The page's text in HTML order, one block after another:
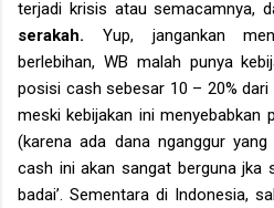
terjadi krisis atau semacamnya,
serakah. Yup, jangankan
berlebihan, WB malah punya
posisi cash sebesar 10 – 20%
meski kebijakan ini menyebabkan
(karena ada dana nganggur
cash ini akan sangat berguna jka
badai’. Sementara di Indonesia,